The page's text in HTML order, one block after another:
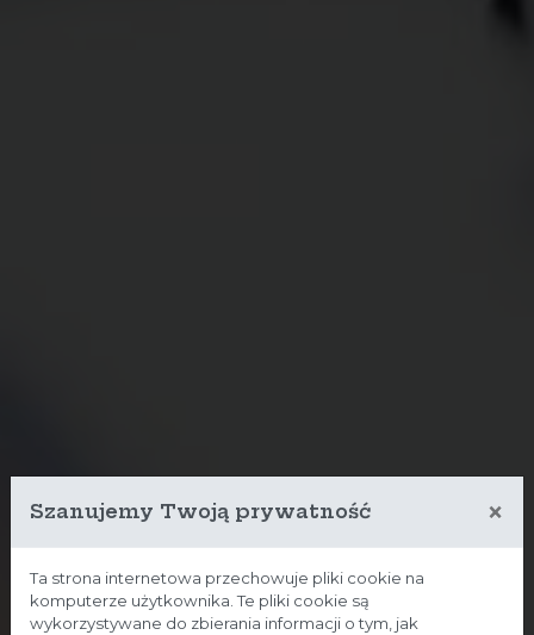
Szanujemy Twoją prywatność ×
Ta strona internetowa przechowuje pliki cookie na
komputerze użytkownika. Te pliki cookie są
wykorzystywane do zbierania informacji o tym, jak